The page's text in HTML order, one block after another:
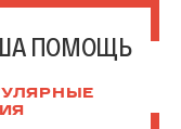
ПОМОЩЬ